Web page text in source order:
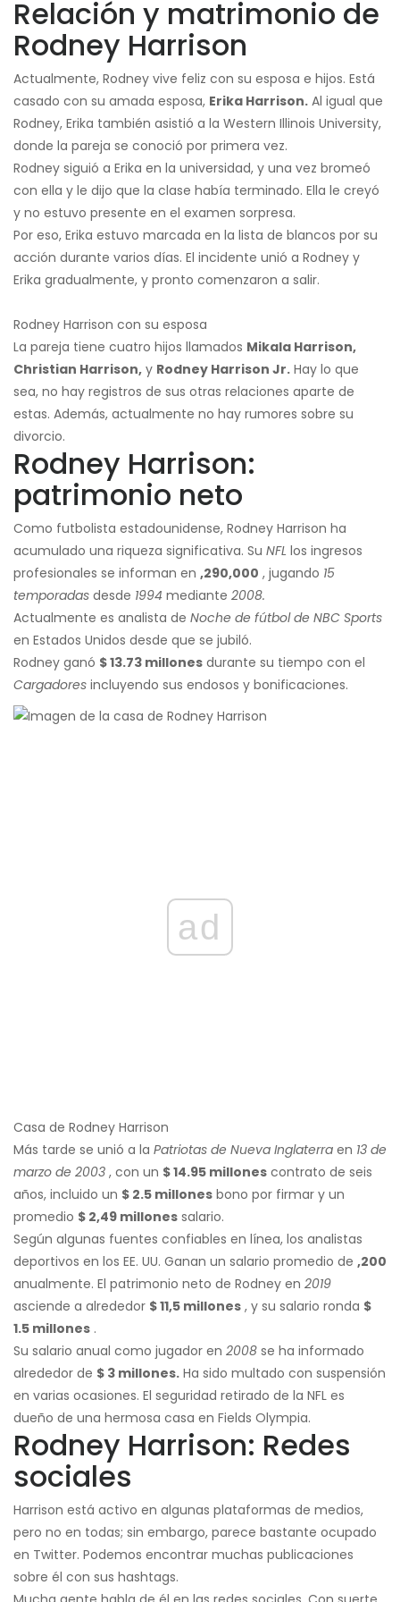
Relación y matrimonio de
Rodney Harrison
Actualmente, Rodney vive feliz con su esposa e hijos. Está
casado con su amada esposa, Erika Harrison. Al igual que
Rodney, Erika también asistió a la Western Illinois University,
donde la pareja se conoció por primera vez.
Rodney siguió a Erika en la universidad, y una vez bromeó
con ella y le dijo que la clase había terminado. Ella le creyó
y no estuvo presente en el examen sorpresa.
Por eso, Erika estuvo marcada en la lista de blancos por su
acción durante varios días. El incidente unió a Rodney y
Erika gradualmente, y pronto comenzaron a salir.
Rodney Harrison con su esposa
La pareja tiene cuatro hijos llamados Mikala Harrison,
Christian Harrison, y Rodney Harrison Jr. Hay lo que
sea, no hay registros de sus otras relaciones aparte de
estas. Además, actualmente no hay rumores sobre su
divorcio.
Rodney Harrison:
patrimonio neto
Como futbolista estadounidense, Rodney Harrison ha
acumulado una riqueza significativa. Su NFL los ingresos
profesionales se informan en ,290,000 , jugando 15
temporadas desde 1994 mediante 2008.
Actualmente es analista de Noche de fútbol de NBC Sports
en Estados Unidos desde que se jubiló.
Rodney ganó $ 13.73 millones durante su tiempo con el
Cargadores incluyendo sus endosos y bonificaciones.
ad
Casa de Rodney Harrison
Más tarde se unió a la Patriotas de Nueva Inglaterra en 13 de
marzo de 2003 , con un $ 14.95 millones contrato de seis
años, incluido un $ 2.5 millones bono por firmar y un
promedio $ 2,49 millones salario.
Según algunas fuentes confiables en línea, los analistas
deportivos en los EE. UU. Ganan un salario promedio de ,200
anualmente. El patrimonio neto de Rodney en 2019
asciende a alrededor $ 11,5 millones , y su salario ronda $
1.5 millones .
Su salario anual como jugador en 2008 se ha informado
alrededor de $ 3 millones. Ha sido multado con suspensión
en varias ocasiones. El seguridad retirado de la NFL es
dueño de una hermosa casa en Fields Olympia.
Rodney Harrison: Redes
sociales
Harrison está activo en algunas plataformas de medios,
pero no en todas; sin embargo, parece bastante ocupado
en Twitter. Podemos encontrar muchas publicaciones
sobre él con sus hashtags.